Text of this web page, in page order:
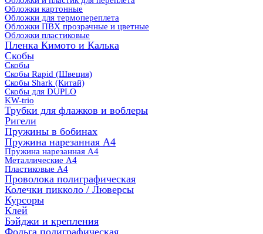
Обложки картонные
Обложки для термопереплета
Обложки ПВХ прозрачные и цветные
Обложки пластиковые
Пленка Кимото и Калька
Скобы
Скобы
Скобы Rapid (Швеция)
Скобы Shark (Китай)
Скобы для DUPLO
KW-trio
Трубки для флажков и воблеры
Ригели
Пружины в бобинах
Пружина нарезанная А4
Пружина нарезанная А4
Металлические А4
Пластиковые А4
Проволока полиграфическая
Колечки пикколо / Люверсы
Курсоры
Клей
Бэйджи и крепления
Фольга полиграфическая